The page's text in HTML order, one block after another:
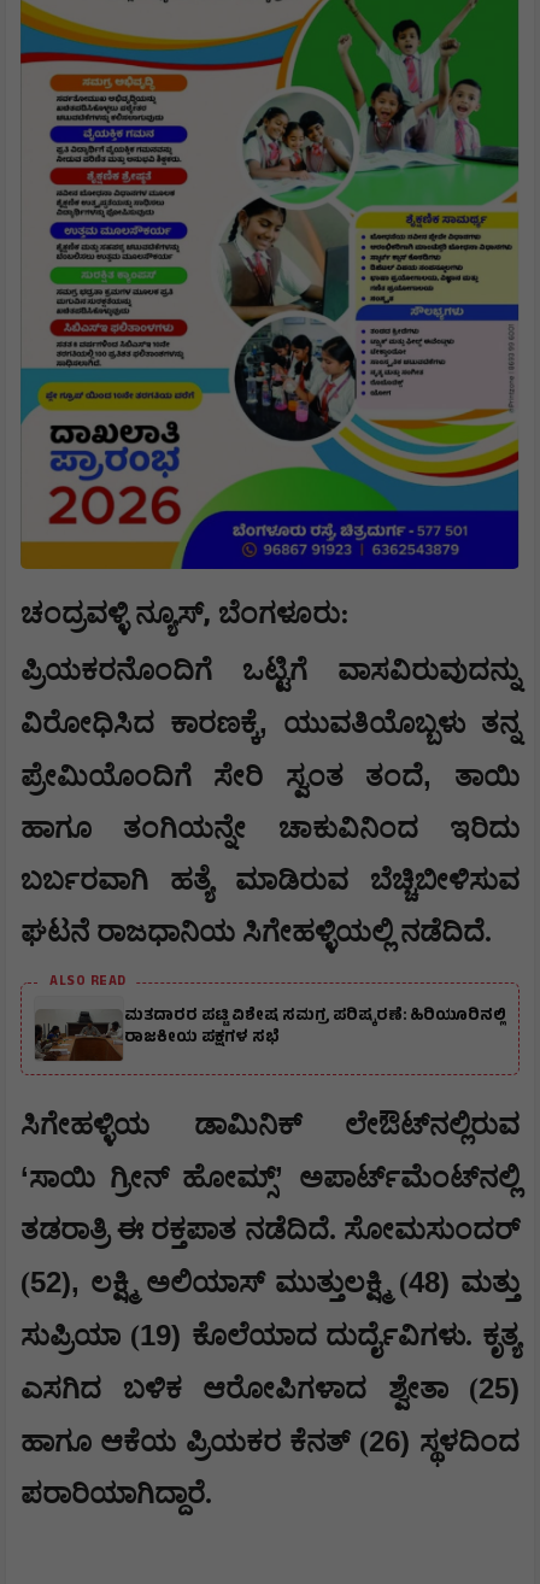
ಚಂದ್ರವಳ್ಳಿ ನ್ಯೂಸ್, ಬೆಂಗಳೂರು:
ಪ್ರಿಯಕರನೊಂದಿಗೆ ಒಟ್ಟಿಗೆ ವಾಸವಿರುವುದನ್ನು
ವಿರೋಧಿಸಿದ ಕಾರಣಕ್ಕೆ, ಯುವತಿಯೊಬ್ಬಳು ತನ್ನ
ಪ್ರೇಮಿಯೊಂದಿಗೆ ಸೇರಿ ಸ್ವಂತ ತಂದೆ, ತಾಯಿ
ಹಾಗೂ ತಂಗಿಯನ್ನೇ ಚಾಕುವಿನಿಂದ ಇರಿದು
ಬರ್ಬರವಾಗಿ ಹತ್ಯೆ ಮಾಡಿರುವ ಬೆಚ್ಚಿಬೀಳಿಸುವ
ಘಟನೆ ರಾಜಧಾನಿಯ ಸಿಗೇಹಳ್ಳಿಯಲ್ಲಿ ನಡೆದಿದೆ.
ALSO READ
ಮತದಾರರ ಪಟ್ಟಿ ವಿಶೇಷ ಸಮಗ್ರ ಪರಿಷ್ಕರಣೆ: ಹಿರಿಯೂರಿನಲ್ಲಿ
ರಾಜಕೀಯ ಪಕ್ಷಗಳ ಸಭೆ
ಸಿಗೇಹಳ್ಳಿಯ ಡಾಮಿನಿಕ್ ಲೇಔಟ್‌ನಲ್ಲಿರುವ
‘ಸಾಯಿ ಗ್ರೀನ್ ಹೋಮ್ಸ್’ ಅಪಾರ್ಟ್‌ಮೆಂಟ್‌ನಲ್ಲಿ
ತಡರಾತ್ರಿ ಈ ರಕ್ತಪಾತ ನಡೆದಿದೆ. ಸೋಮಸುಂದರ್
(52), ಲಕ್ಷ್ಮಿ ಅಲಿಯಾಸ್ ಮುತ್ತುಲಕ್ಷ್ಮಿ (48) ಮತ್ತು
ಸುಪ್ರಿಯಾ (19) ಕೊಲೆಯಾದ ದುರ್ದೈವಿಗಳು. ಕೃತ್ಯ
ಎಸಗಿದ ಬಳಿಕ ಆರೋಪಿಗಳಾದ ಶ್ವೇತಾ (25)
ಹಾಗೂ ಆಕೆಯ ಪ್ರಿಯಕರ ಕೆನತ್ (26) ಸ್ಥಳದಿಂದ
ಪರಾರಿಯಾಗಿದ್ದಾರೆ.